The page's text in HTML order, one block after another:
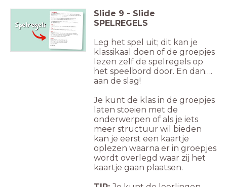
Slide 9 - Slide
SPELREGELS
Leg het spel uit; dit kan je
klassikaal doen of de groepjes
lezen zelf de spelregels op
het speelbord door. En dan….
aan de slag!
Je kunt de klas in de groepjes
laten stoeien met de
onderwerpen of als je iets
meer structuur wil bieden
kan je eerst een kaartje
oplezen waarna er in groepjes
wordt overlegd waar zij het
kaartje gaan plaatsen.